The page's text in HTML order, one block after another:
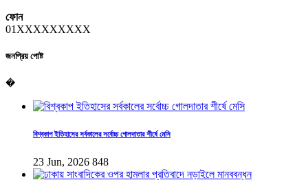
ফোন
01XXXXXXXXX
জনপ্রিয় পোষ্ট
�
বিশ্বকাপ ইতিহাসের সর্বকালের সর্বোচ্চ গোলদাতার শীর্ষে মেসি
23 Jun, 2026 848